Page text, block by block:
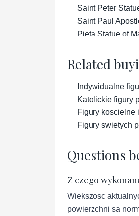
Saint Peter
Saint Paul
Pieta Statue of
Related
Indywidualne
Katolickie figury
Figury koscielne
Figury swietych
Questions
Z czego
Wiekszosc
powierzchni sa